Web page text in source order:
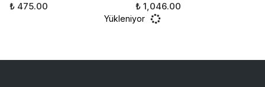
₺ 475.00 ₺ 1,046.00
Yükleniyor